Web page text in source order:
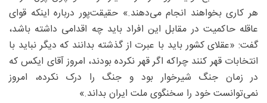
هر کاری بخواهند انجام می‌دهند.» حقیقت‌پور درباره اینکه قوای
عاقله حاکمیت در مقابل این افراد باید چه اقدامی داشته باشد،
گفت: «عقلای کشور باید با عبرت از گذشته بدانند که دیگر نباید با
انتخابات قهر کنند چراکه اگر قهر نکرده بودند، امروز آقای ایکس که
در زمان جنگ شیرخوار بود و جنگ را درک نکرده، امروز
نمی‌توانست خود را سخنگوی ملت ایران بداند.»